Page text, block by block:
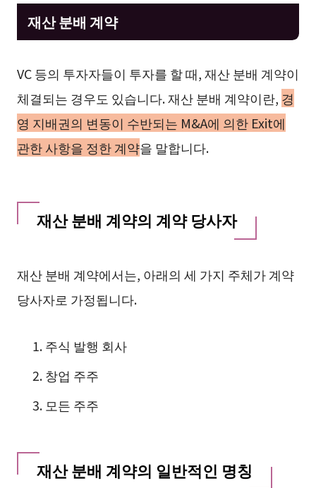
재산 분배 계약
VC 등의 투자자들이 투자를 할 때, 재산 분배 계약이
체결되는 경우도 있습니다. 재산 분배 계약이란, 경
영 지배권의 변동이 수반되는 M&A에 의한 Exit에
관한 사항을 정한 계약을 말합니다.
재산 분배 계약의 계약 당사자
재산 분배 계약에서는, 아래의 세 가지 주체가 계약
당사자로 가정됩니다.
주식 발행 회사
창업 주주
모든 주주
재산 분배 계약의 일반적인 명칭